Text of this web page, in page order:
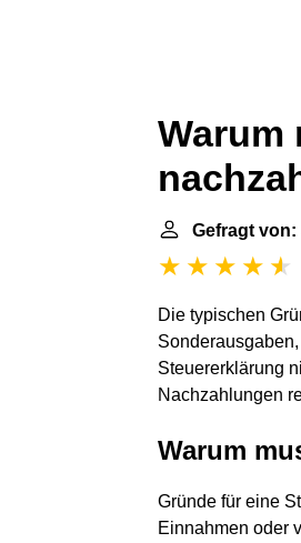
Warum
Gefragt von:
Die typischen
Steuererklärung
Nachzahlungen
Warum
Gründe für eine
Einnahmen oder